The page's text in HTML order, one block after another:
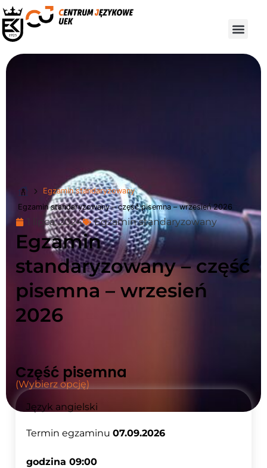
Egzamin standaryzowany
Egzamin standaryzowany – część pisemna – wrzesień 2026
1 lipca, 2024 Egzamin standaryzowany
Egzamin
standaryzowany – część
pisemna – wrzesień
2026
Część pisemna
(Wybierz opcję)
Język angielski
Termin egzaminu 07.09.2026
godzina 09:00